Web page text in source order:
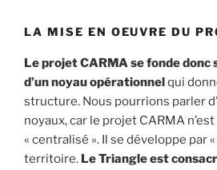
LA MISE EN OEUVRE DU
Le projet CARMA se fonde
d’un noyau opérationnel qui
structure. Nous pourrions parler
noyaux, car le projet CARMA
« centralisé ». Il se développe par «
territoire. Le Triangle est